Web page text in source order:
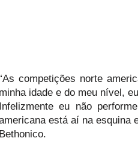
competições norte
minha idade e do meu nível,
Infelizmente eu não
está aí na esquina
Bethonico.